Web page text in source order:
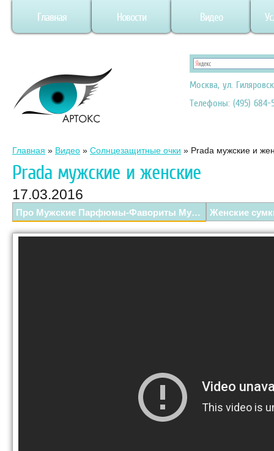
Главная Новости Видео
Москва, ул.
Телефоны: (495) 684-
Главная » Видео » Солнцезащитные очки » Prada мужские и
Prada мужские и женские
17.03.2016
Про Мужские Парфюмы-Фавориты Мужа: Chanel, Prada, John Varvatos.